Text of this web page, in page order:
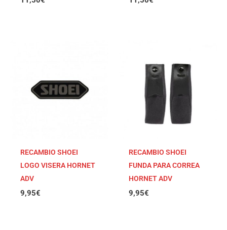
RECAMBIO SHOEI
LOGO VISERA HORNET
ADV
9,95€
RECAMBIO SHOEI
FUNDA PARA CORREA
HORNET ADV
9,95€